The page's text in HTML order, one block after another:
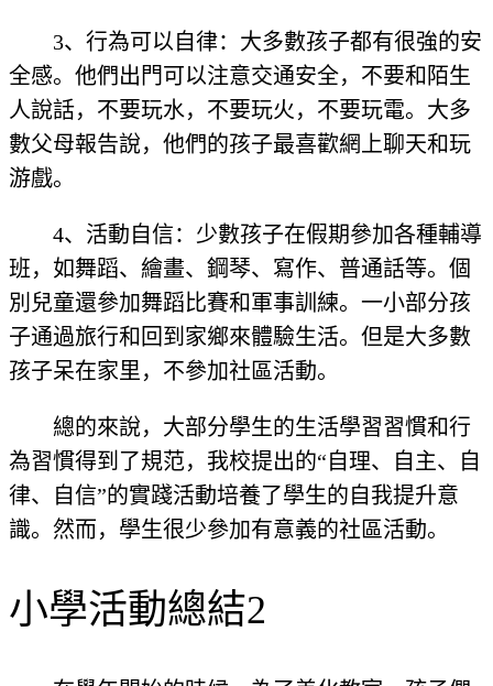
3、行為可以自律：大多數孩子都有很強的安
全感。他們出門可以注意交通安全，不要和陌生
人說話，不要玩水，不要玩火，不要玩電。大多
數父母報告說，他們的孩子最喜歡網上聊天和玩
游戲。
4、活動自信：少數孩子在假期參加各種輔導
班，如舞蹈、繪畫、鋼琴、寫作、普通話等。個
別兒童還參加舞蹈比賽和軍事訓練。一小部分孩
子通過旅行和回到家鄉來體驗生活。但是大多數
孩子呆在家里，不參加社區活動。
總的來說，大部分學生的生活學習習慣和行
為習慣得到了規范，我校提出的“自理、自主、自
律、自信”的實踐活動培養了學生的自我提升意
識。然而，學生很少參加有意義的社區活動。
小學活動總結2